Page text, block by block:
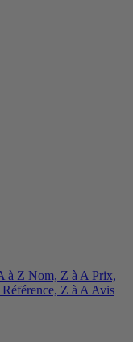
à Z Nom, Z à A Prix,
Référence, Z à A Avis